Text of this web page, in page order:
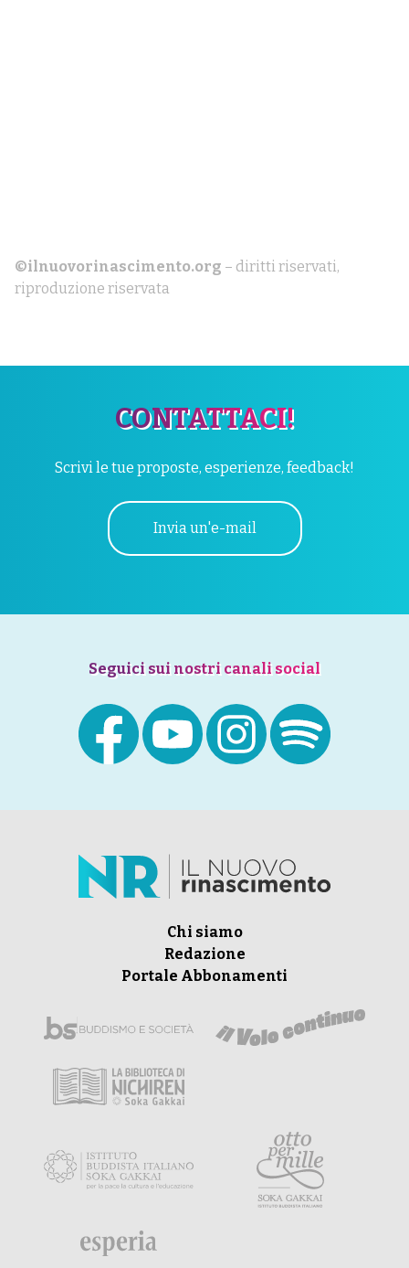
©ilnuovorinascimento.org – diritti riservati,
riproduzione riservata
CONTATTACI!
Scrivi le tue proposte, esperienze, feedback!
Invia un'e-mail
Seguici sui nostri canali social
Chi siamo
Redazione
Portale Abbonamenti